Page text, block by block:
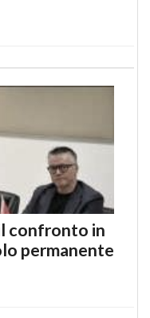
confronto in
permanente